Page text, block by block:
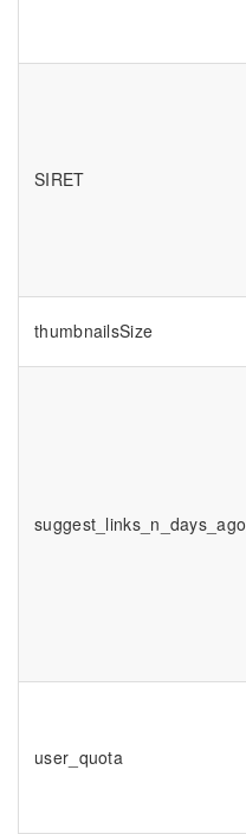
SIRET
thumbnailsSize
suggest_links_n_days_ago
user_quota